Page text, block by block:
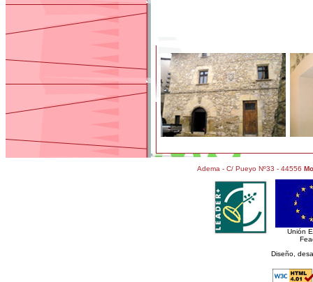
Adema - C/ Pueyo Nº33 - 44556
Unión
Diseño,